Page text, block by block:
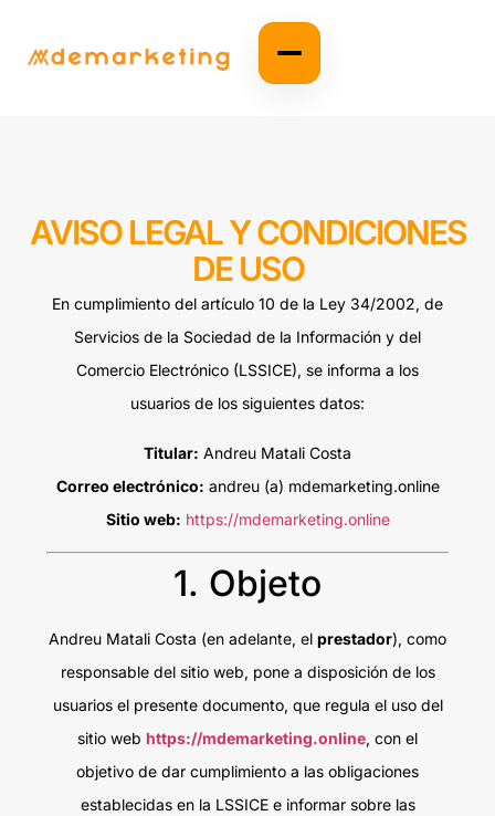
AVISO LEGAL Y CONDICIONES
DE USO
En cumplimiento del artículo 10 de la Ley 34/2002, de
Servicios de la Sociedad de la Información y del
Comercio Electrónico (LSSICE), se informa a los
usuarios de los siguientes datos:
Titular: Andreu Matali Costa
Correo electrónico: andreu (a) mdemarketing.online
Sitio web: https://mdemarketing.online
1. Objeto
Andreu Matali Costa (en adelante, el prestador), como
responsable del sitio web, pone a disposición de los
usuarios el presente documento, que regula el uso del
sitio web https://mdemarketing.online, con el
objetivo de dar cumplimiento a las obligaciones
establecidas en la LSSICE e informar sobre las